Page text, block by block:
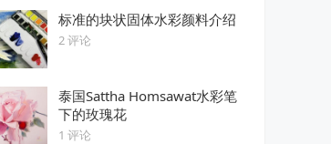
标准的块状固体水彩颜料介绍
2 评论
泰国Sattha Homsawat水彩笔
下的玫瑰花
1 评论